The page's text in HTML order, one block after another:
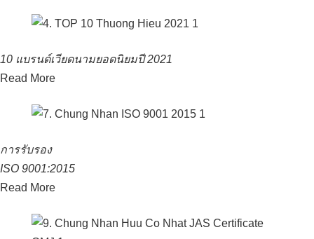
10 แบรนด์เวียดนามยอดนิยมปี 2021
Read More
การรับรอง
ISO 9001:2015
Read More